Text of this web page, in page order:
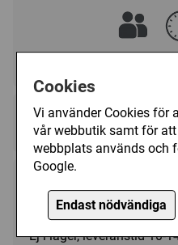
Cookies
Vi använder Cookies för
vår webbutik samt för
webbplats används och
Google.
Endast nödvändiga
Pentago blev i Sverige
april i år vann spelet
Select, i maj blev det Årets
Denna variant av
vridning av spelplanen.
Regelspråk:
185 kr
Ej i lager, leveranstid 10-